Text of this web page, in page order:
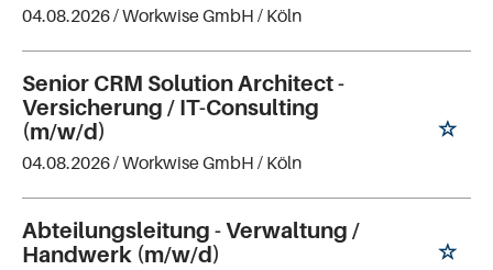
04.08.2026 /Workwise GmbH / Köln
Senior CRM Solution Architect -
Versicherung / IT-Consulting
(m/w/d)
04.08.2026 /Workwise GmbH / Köln
Abteilungsleitung - Verwaltung /
Handwerk (m/w/d)